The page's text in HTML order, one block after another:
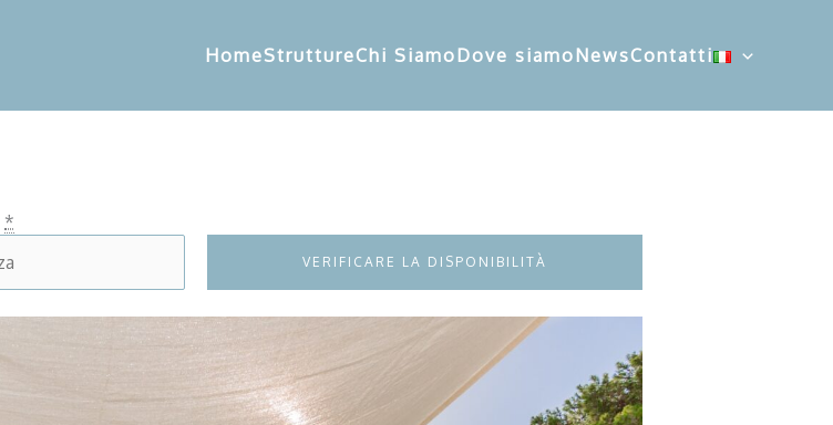
HomeStruttureChi SiamoDove siamoNewsContatti
*